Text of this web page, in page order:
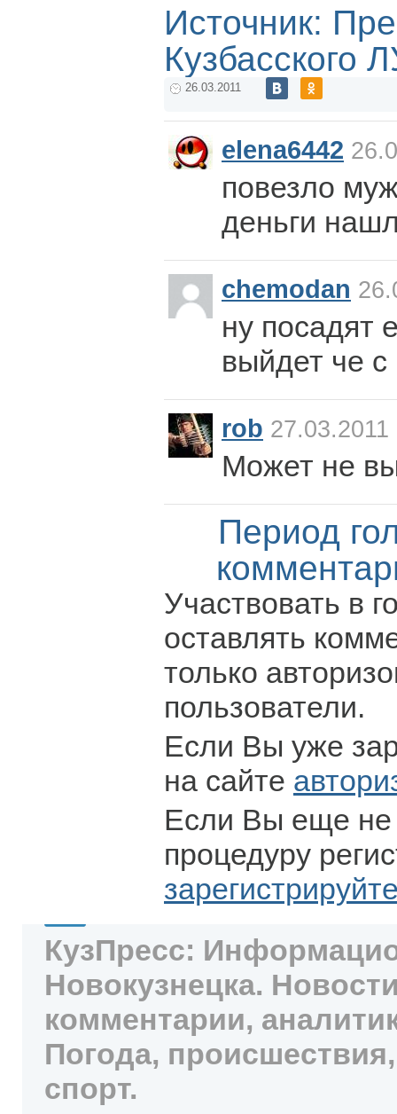
Источник:
Кузбасского
26.03.2011
elena6442
повезло
деньги
chemodan
ну посадят
выйдет че
rob 27.03.2011
Может не
Период
Участвовать в
оставлять
только
пользователи.
Если Вы уже
на сайте
Если Вы еще не
процедуру
КузПресс:
Новокузнецка.
комментарии,
Погода,
спорт.